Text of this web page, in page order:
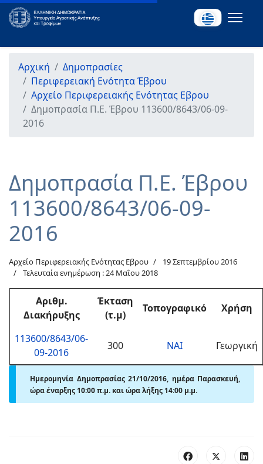
Αρχική
Δημοπρασίες
Περιφερειακή Ενότητα Έβρου
Αρχείο Περιφερειακής Ενότητας Εβρου
Δημοπρασία Π.Ε. Έβρου 113600/8643/06-09-
2016
Δημοπρασία Π.Ε. Έβρου
113600/8643/06-09-
2016
Αρχείο Περιφερειακής Ενότητας Εβρου
19 Σεπτεμβρίου 2016
Τελευταία ενημέρωση : 24 Μαΐου 2018
Αριθμ.
Διακήρυξης
Έκταση
(τ.μ)
Τοπογραφικό Χρήση
113600/8643/06-
09-2016
300 ΝΑΙ Γεωργική
Ημερομηνία Δημοπρασίας 21/10/2016, ημέρα Παρασκευή,
ώρα έναρξης 10:00 π.μ. και ώρα λήξης 14:00 μ.μ.